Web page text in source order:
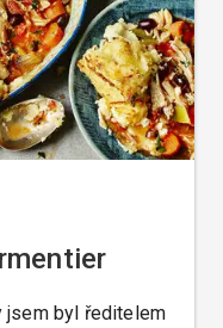
jsem byl ředitelem